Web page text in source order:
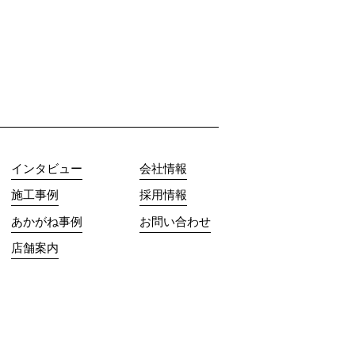
インタビュー
施工事例
あかがね事例
店舗案内
会社情報
採用情報
お問い合わせ